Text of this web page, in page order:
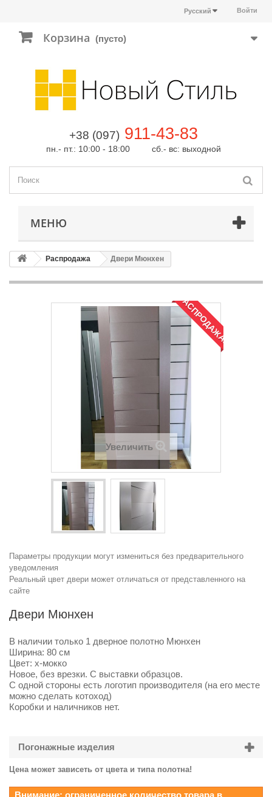
Войти
Русский
Корзина (пусто)
+38 (097) 911-43-83
пн.- пт.: 10:00 - 18:00 сб.- вс: выходной
МЕНЮ
Распродажа Двери Мюнхен
РАСПРОДАЖА!
Увеличить
Параметры продукции могут измениться без предварительного
уведомления
Реальный цвет двери может отличаться от представленного на
сайте
Двери Мюнхен
В наличии только 1 дверное полотно Мюнхен
Ширина: 80 см
Цвет: х-мокко
Новое, без врезки. С выставки образцов.
С одной стороны есть логотип производителя (на его месте
можно сделать котоход)
Коробки и наличников нет.
Погонажные изделия
Цена может зависеть от цвета и типа полотна!
Внимание: ограниченное количество товара в